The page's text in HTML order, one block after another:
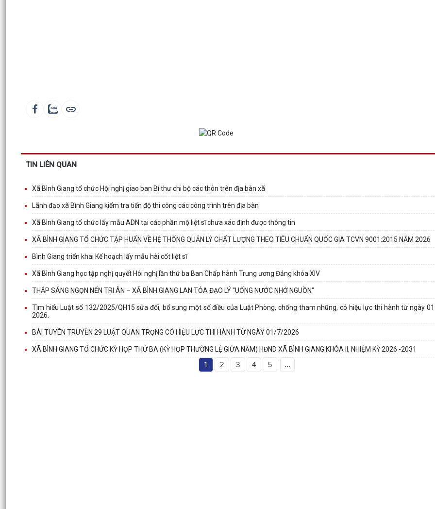
TIN LIÊN QUAN
Xã Bình Giang tổ chức Hội nghị giao ban Bí thư chi bộ các thôn trên địa bàn xã
Lãnh đạo xã Bình Giang kiểm tra tiến độ thi công các công trình trên địa bàn
Xã Bình Giang tổ chức lấy mẫu ADN tại các phần mộ liệt sĩ chưa xác định được thông tin
XÃ BÌNH GIANG TỔ CHỨC TẬP HUẤN VỀ HỆ THỐNG QUẢN LÝ CHẤT LƯỢNG THEO TIÊU CHUẨN QUỐC GIA TCVN 9001:2015 NĂM 2026
Bình Giang triển khai Kế hoạch lấy mẫu hài cốt liệt sĩ
Xã Bình Giang học tập nghị quyết Hôi nghị lần thứ ba Ban Chấp hành Trung ương Đảng khóa XIV
THẮP SÁNG NGỌN NẾN TRI ÂN – XÃ BÌNH GIANG LAN TỎA ĐẠO LÝ "UỐNG NƯỚC NHỚ NGUỒN"
Tìm hiểu Luật số 132/2025/QH15 sửa đổi, bổ sung một số điều của Luật Phòng, chống tham nhũng, có hiệu lực thi hành từ ngày
2026.
BÀI TUYÊN TRUYỀN 29 LUẬT QUAN TRỌNG CÓ HIỆU LỰC THI HÀNH TỪ NGÀY 01/7/2026
XÃ BÌNH GIANG TỔ CHỨC KỲ HỌP THỨ BA (KỲ HỌP THƯỜNG LỆ GIỮA NĂM) HĐND XÃ BÌNH GIANG KHÓA II, NHIỆM KỲ 2026 -2031
1 2 3 4 5 ...